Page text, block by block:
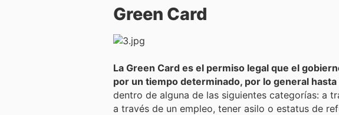
Green Card
La Green Card es el permiso legal que el
por un tiempo determinado, por lo general hasta
dentro de alguna de las siguientes categorías: a
a través de un empleo, tener asilo o estatus de